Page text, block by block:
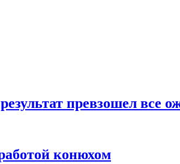
превзошел все
конюхом